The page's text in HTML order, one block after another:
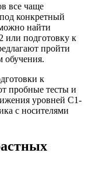
все чаще
конкретный
найти
или подготовку к
пройти
обучения.
к
пробные тесты и
уровней C1-
с носителями